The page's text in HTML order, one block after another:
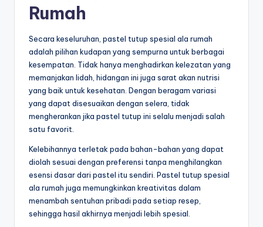
Rumah
Secara keseluruhan, pastel tutup spesial ala rumah
adalah pilihan kudapan yang sempurna untuk berbagai
kesempatan. Tidak hanya menghadirkan kelezatan yang
memanjakan lidah, hidangan ini juga sarat akan nutrisi
yang baik untuk kesehatan. Dengan beragam variasi
yang dapat disesuaikan dengan selera, tidak
mengherankan jika pastel tutup ini selalu menjadi salah
satu favorit.
Kelebihannya terletak pada bahan-bahan yang dapat
diolah sesuai dengan preferensi tanpa menghilangkan
esensi dasar dari pastel itu sendiri. Pastel tutup spesial
ala rumah juga memungkinkan kreativitas dalam
menambah sentuhan pribadi pada setiap resep,
sehingga hasil akhirnya menjadi lebih spesial.